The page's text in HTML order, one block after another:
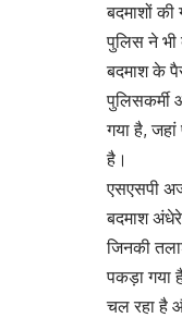
बदमाशों
पुलिस ने भी
बदमाश के
पुलिसकर्मी
गया है,
है।
एसएसपी
बदमाश
जिनकी
पकड़ा गया
चल रहा है